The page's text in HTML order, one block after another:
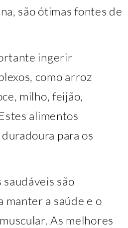
são ótimas fontes de
ingerir
como arroz
milho, feijão,
alimentos
para os
são
manter a saúde e o
As melhores